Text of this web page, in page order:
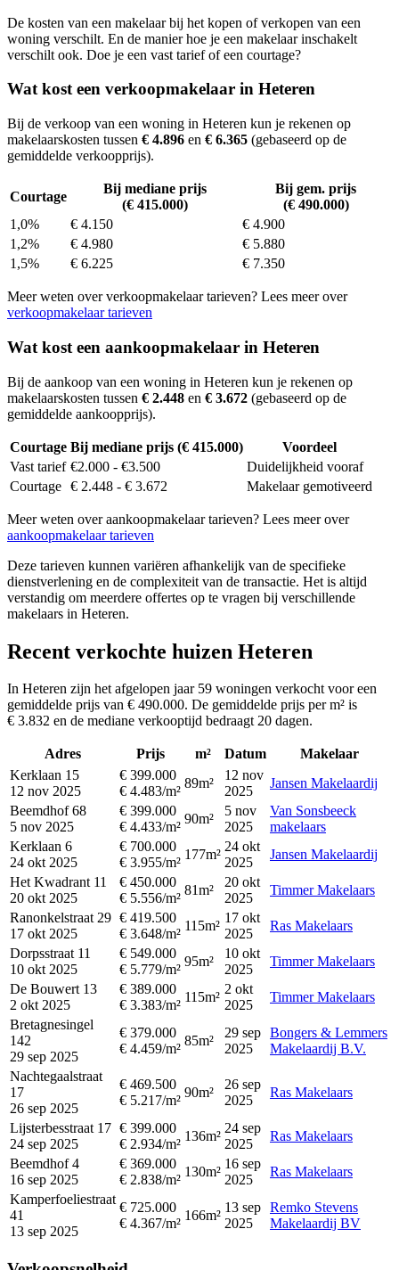
De kosten van een makelaar bij het kopen of verkopen van een
woning verschilt. En de manier hoe je een makelaar inschakelt
verschilt ook. Doe je een vast tarief of een courtage?
Wat kost een verkoopmakelaar in Heteren
Bij de verkoop van een woning in Heteren kun je rekenen op
makelaarskosten tussen € 4.896 en € 6.365 (gebaseerd op de
gemiddelde verkoopprijs).
Courtage
Bij mediane prijs
(€ 415.000)
Bij gem. prijs
(€ 490.000)
1,0%
€ 4.150
€ 4.900
1,2%
€ 4.980
€ 5.880
1,5%
€ 6.225 € 7.350
Meer weten over verkoopmakelaar tarieven? Lees meer over
verkoopmakelaar tarieven
Wat kost een aankoopmakelaar in Heteren
Bij de aankoop van een woning in Heteren kun je rekenen op
makelaarskosten tussen € 2.448 en € 3.672 (gebaseerd op de
gemiddelde aankoopprijs).
Courtage Bij mediane prijs (€ 415.000)
Voordeel
Vast tarief €2.000 - €3.500
Duidelijkheid vooraf
Courtage € 2.448 - € 3.672 Makelaar gemotiveerd
Meer weten over aankoopmakelaar tarieven? Lees meer over
aankoopmakelaar tarieven
Deze tarieven kunnen variëren afhankelijk van de specifieke
dienstverlening en de complexiteit van de transactie. Het is altijd
verstandig om meerdere offertes op te vragen bij verschillende
makelaars in Heteren.
Recent verkochte huizen Heteren
In Heteren zijn het afgelopen jaar 59 woningen verkocht voor een
gemiddelde prijs van € 490.000. De gemiddelde prijs per m² is
€ 3.832 en de mediane verkooptijd bedraagt 20 dagen.
Adres Prijs m² Datum
Makelaar
Kerklaan 15
12 nov 2025
€ 399.000
€ 4.483/m²
89m²
12 nov
2025
Jansen Makelaardij
Beemdhof 68
5 nov 2025
€ 399.000
€ 4.433/m²
90m²
5 nov
2025
Van Sonsbeeck
makelaars
Kerklaan 6
24 okt 2025
€ 700.000
€ 3.955/m²
177m²
24 okt
2025
Jansen Makelaardij
Het Kwadrant 11
20 okt 2025
€ 450.000
€ 5.556/m²
81m²
20 okt
2025
Timmer Makelaars
Ranonkelstraat 29
17 okt 2025
€ 419.500
€ 3.648/m²
115m²
17 okt
2025
Ras Makelaars
Dorpsstraat 11
10 okt 2025
€ 549.000
€ 5.779/m²
95m²
10 okt
2025
Timmer Makelaars
De Bouwert 13
2 okt 2025
€ 389.000
€ 3.383/m²
115m²
2 okt
2025
Timmer Makelaars
Bretagnesingel
142
29 sep 2025
€ 379.000
€ 4.459/m²
85m²
29 sep
2025
Bongers & Lemmers
Makelaardij B.V.
Nachtegaalstraat
17
26 sep 2025
€ 469.500
€ 5.217/m²
90m²
26 sep
2025
Ras Makelaars
Lijsterbesstraat 17
24 sep 2025
€ 399.000
€ 2.934/m²
136m²
24 sep
2025
Ras Makelaars
Beemdhof 4
16 sep 2025
€ 369.000
€ 2.838/m²
130m²
16 sep
2025
Ras Makelaars
Kamperfoeliestraat
41
13 sep 2025
€ 725.000
€ 4.367/m²
166m²
13 sep
2025
Remko Stevens
Makelaardij BV